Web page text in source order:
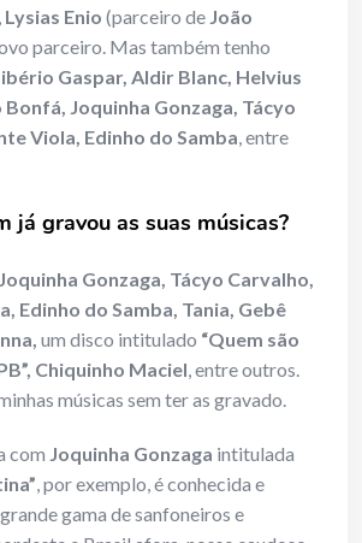
, Lysias Enio (parceiro de João
parceiro. Mas também tenho
Gaspar, Aldir Blanc, Helvius
Joquinha Gonzaga, Tácyo
Viola, Edinho do Samba, entre
já gravou as suas músicas?
Joquinha Gonzaga, Tácyo Carvalho,
Edinho do Samba, Tania, Gebê
um disco intitulado “Quem são
Chiquinho Maciel, entre outros.
músicas sem ter as gravado.
com Joquinha Gonzaga intitulada
, por exemplo, é conhecida e
gama de sanfoneiros e